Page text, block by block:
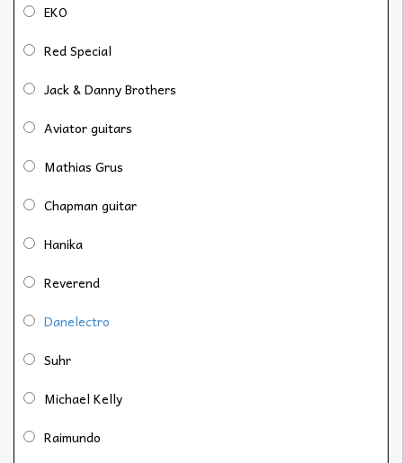
EKO
Red Special
Jack & Danny Brothers
Aviator guitars
Mathias Grus
Chapman guitar
Hanika
Reverend
Danelectro
Suhr
Michael Kelly
Raimundo